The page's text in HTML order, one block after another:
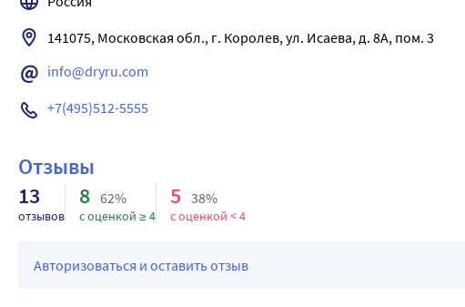
Результат: Локальная остановка потоотделения в области
141075, Московская обл., г. Королев, ул. Исаева, д. 8А, пом. 3
info@dryru.com
+7(495)512-5555
Отзывы
13
отзывов
8 62%
с оценкой ≥ 4
5 38%
с оценкой < 4
Авторизоваться и оставить отзыв